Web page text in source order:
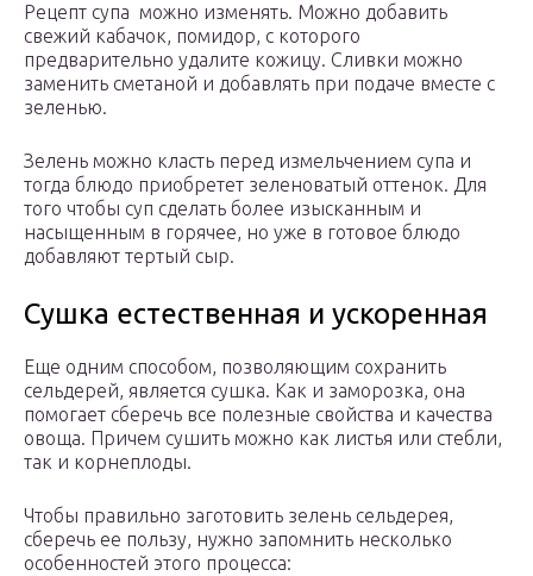
Рецепт супа можно изменять. Можно добавить
свежий кабачок, помидор, с которого
предварительно удалите кожицу. Сливки можно
заменить сметаной и добавлять при подаче вместе с
зеленью.
Зелень можно класть перед измельчением супа и
тогда блюдо приобретет зеленоватый оттенок. Для
того чтобы суп сделать более изысканным и
насыщенным в горячее, но уже в готовое блюдо
добавляют тертый сыр.
Сушка естественная и ускоренная
Еще одним способом, позволяющим сохранить
сельдерей, является сушка. Как и заморозка, она
помогает сберечь все полезные свойства и качества
овоща. Причем сушить можно как листья или стебли,
так и корнеплоды.
Чтобы правильно заготовить зелень сельдерея,
сберечь ее пользу, нужно запомнить несколько
особенностей этого процесса: